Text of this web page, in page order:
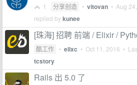
1 分享创造 • vitovan • Aug
replied bykunee
[珠海] 招聘 前端 / Elixir /
酷工作 • elixc • Oct 11, 2016 •
tcstory
Rails 出 5.0 了